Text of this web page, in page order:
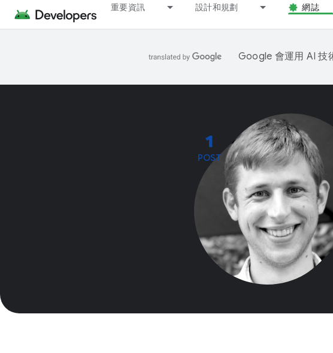
重要資訊 設計和規劃 網誌
Google 會運用 AI 技
1
POST